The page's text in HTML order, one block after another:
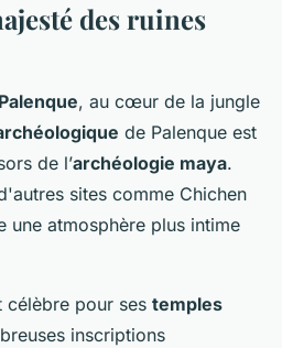
des ruines
, au cœur de la jungle
de Palenque est
de l’archéologie maya.
sites comme Chichen
une atmosphère plus intime
célèbre pour ses temples
inscriptions